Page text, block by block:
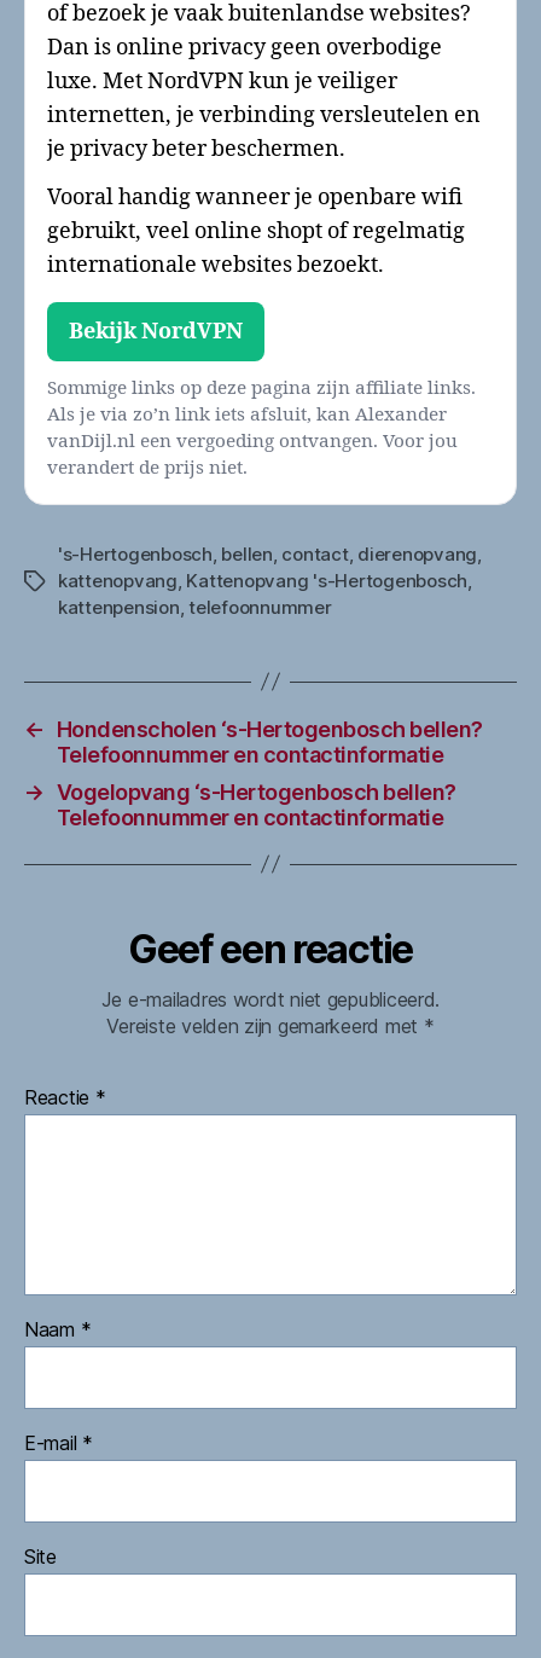
of bezoek je vaak buitenlandse websites?
Dan is online privacy geen overbodige
luxe. Met NordVPN kun je veiliger
internetten, je verbinding versleutelen en
je privacy beter beschermen.
Vooral handig wanneer je openbare wifi
gebruikt, veel online shopt of regelmatig
internationale websites bezoekt.
Bekijk NordVPN
Sommige links op deze pagina zijn affiliate links.
Als je via zo’n link iets afsluit, kan Alexander
vanDijl.nl een vergoeding ontvangen. Voor jou
verandert de prijs niet.
Tags
's-Hertogenbosch bellen contact, dierenopvang
kattenopvang Kattenopvang 's-Hertogenbosch
kattenpension ,telefoonnummer
←
Hondenscholen ‘s-Hertogenbosch bellen?
Telefoonnummer en contactinformatie
→ Vogelopvang ‘s-Hertogenbosch bellen?
Telefoonnummer en contactinformatie
Geef een reactie
Je e-mailadres wordt niet gepubliceerd.
Vereiste velden zijn gemarkeerd met *
Reactie *
Naam *
E-mail *
Site